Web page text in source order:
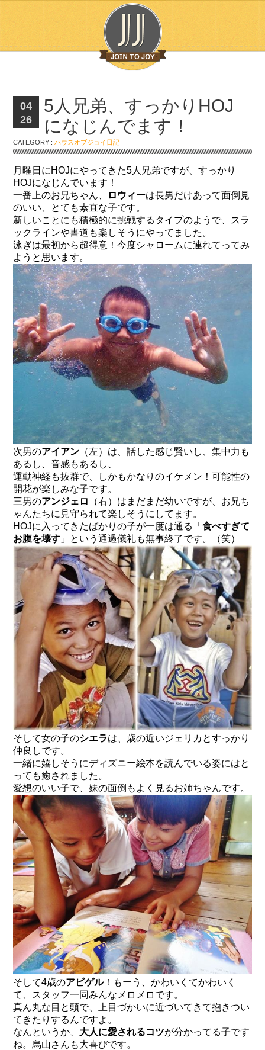
04
26
5人兄弟、すっかりHOJ
になじんでます！
CATEGORY :ハウスオブジョイ日記
月曜日にHOJにやってきた5人兄弟ですが、すっかり
HOJになじんでいます！
一番上のお兄ちゃん、
ロウィーは長男だけあって面倒見
のいい、とても素直な子です。
新しいことにも積極的に挑戦するタイプのようで、スラ
ックラインや書道も楽しそうにやってました。
泳ぎは最初から超得意！今度シャロームに連れてってみ
ようと思います。
次男のアイアン （左）は、話した感じ賢いし、集中力も
あるし、音感もあるし、
運動神経も抜群で、しかもかなりのイケメン！可能性の
開花が楽しみな子です。
三男のアンジェロ
（右）はまだまだ幼いですが、お兄ち
ゃんたちに見守られて楽しそうにしてます。
HOJに入ってきたばかりの子が一度は通る「食べすぎて
お腹を壊す 」という通過儀礼も無事終了です。（笑）
そして女の子のシエラは、歳の近いジェリカとすっかり
仲良しです。
一緒に嬉しそうにディズニー絵本を読んでいる姿にはと
っても癒されました。
愛想のいい子で、妹の面倒もよく見るお姉ちゃんです。
そして4歳のアビゲル！もーう、かわいくてかわいく
て、スタッフ一同みんなメロメロです。
真ん丸な目と頭で、上目づかいに近づいてきて抱きつい
てきたりするんですよ。
なんというか、 大人に愛されるコツが分かってる子です
ね。烏山さんも大喜びです。